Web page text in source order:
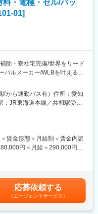
ど様々なプロジェクトに参
くりを支え続けています。
自社工場）とワンストップ
が最大の強み。
HyperMesh／Matlab／
／optimus／Python／
」：
を用意し、知識・スキル面の
め、スキルアップ、キャリ
スの育成など、テクニカル×ヒ
組んでいます。また「A-
空間設計で、自習の場として
。今後もさらに充実させて
ロジェクトに参画し、創業か
ています。
自社工場）とワンストップで
最大の強み。また、夕方街に
料・電極・セル/パッ
01]
助・寮社宅完備/世界をリード
バルメーカー/WLBを叶える働
スを設計する為のCAE技術開
電極開発、セル・パック開
術の構築
などの量子シミュレーション
から通勤バス有）住所：愛知
：JR東海道本線／共和駅受動
：会社の定める事業所（リモ
賃金形態＞月給制＜賃金内訳
円＜月給＞290,000円～
ず）・41歳（管理職）：
目安であり、能力・会社業績
額であり、選考を通じて上
)は固定手当を含めた表記で
応募依頼する
（エージェントサービス）